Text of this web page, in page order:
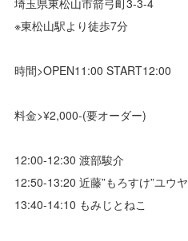
※東松山駅より徒歩7分
時間>OPEN11:00 START12:00
料金>¥2,000-(要オーダー)
12:00-12:30 渡部駿介
12:50-13:20 近藤”もろすけ”ユウヤ
13:40-14:10 もみじとねこ